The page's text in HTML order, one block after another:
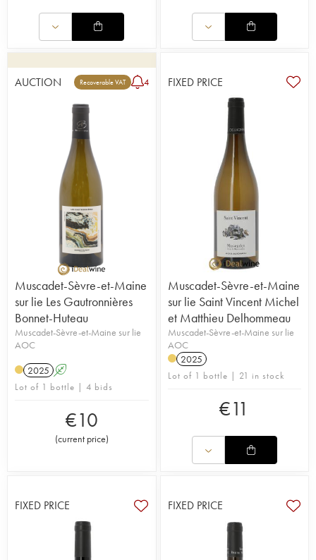
AUCTION Recoverable VAT 4
Muscadet-Sèvre-et-Maine
sur lie Les Gautronnières
Bonnet-Huteau
Muscadet-Sèvre-et-Maine sur lie
AOC
2025 A
Lot of 1 bottle | 4 bids
€10
(current price)
FIXED PRICE
Muscadet-Sèvre-et-Maine
sur lie Saint Vincent Michel
et Matthieu Delhommeau
Muscadet-Sèvre-et-Maine sur lie
AOC
2025
Lot of 1 bottle | 21 in stock
€11
FIXED PRICE FIXED PRICE